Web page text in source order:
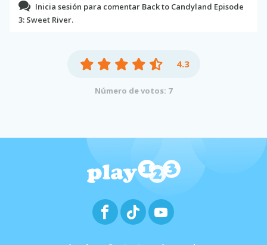
Inicia sesión para comentar Back to Candyland Episode
3: Sweet River.
4.3
Número de votos: 7